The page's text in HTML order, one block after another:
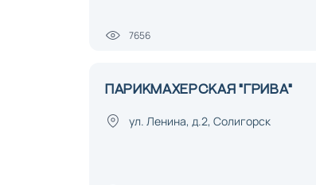
7656
ПАРИКМАХЕРСКАЯ "ГРИВА"
ул. Ленина, д.2, Солигорск